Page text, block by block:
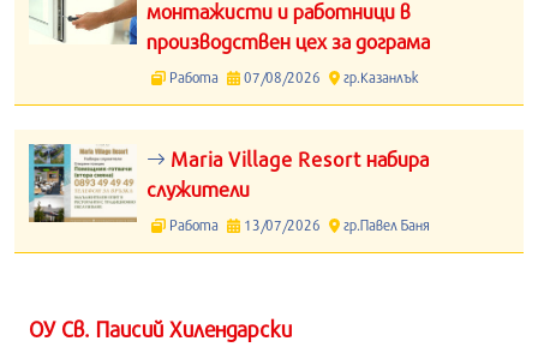
монтажисти и работници в
производствен цех за дограма
Работа 07/08/2026 гр.Казанлък
Maria Village Resort набира
служители
Работа 13/07/2026 гр.Павел Баня
ОУ Св. Паисий Хилендарски